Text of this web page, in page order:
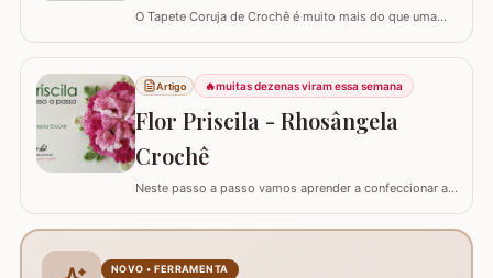
O Tapete Coruja de Crochê é muito mais do que uma
sabedoria com a delicadeza do feito à mão. Embora a
coruja real consiga girar o pescoço em 270°, a nossa
versão em crochê é ainda mais versátil: podemos criá-
la em todas as cores e estilos,…
Artigo 🔥muitas dezenas viram essa semana
Flor Priscila - Rhosângela
Crochê
Neste passo a passo vamos aprender a confeccionar a
conhecer, curtir e adquirir os trabalhos desta artesã
deixem de se inscrever em seu canal no YouTube –&gt;
NOVO • FERRAMENTA